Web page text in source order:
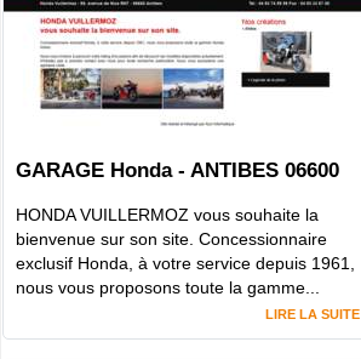
GARAGE Honda - ANTIBES 06600
HONDA VUILLERMOZ vous souhaite la
bienvenue sur son site. Concessionnaire
exclusif Honda, à votre service depuis 1961,
nous vous proposons toute la gamme...
LIRE LA SUITE